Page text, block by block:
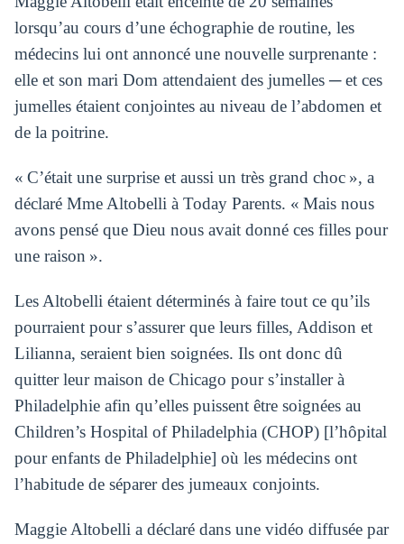
lorsqu’au cours d’une échographie de routine, les
médecins lui ont annoncé une nouvelle surprenante :
elle et son mari Dom attendaient des jumelles ─ et ces
jumelles étaient conjointes au niveau de l’abdomen et
de la poitrine.
« C’était une surprise et aussi un très grand choc », a
déclaré Mme Altobelli à Today Parents. « Mais nous
avons pensé que Dieu nous avait donné ces filles pour
une raison ».
Les Altobelli étaient déterminés à faire tout ce qu’ils
pourraient pour s’assurer que leurs filles, Addison et
Lilianna, seraient bien soignées. Ils ont donc dû
quitter leur maison de Chicago pour s’installer à
Philadelphie afin qu’elles puissent être soignées au
Children’s Hospital of Philadelphia (CHOP) [l’hôpital
pour enfants de Philadelphie] où les médecins ont
l’habitude de séparer des jumeaux conjoints.
Maggie Altobelli a déclaré dans une vidéo diffusée par